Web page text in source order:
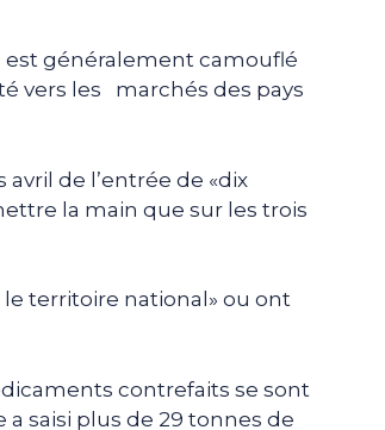
est généralement camouflé
vers les marchés des pays
de l’entrée de «dix
la main que sur les trois
territoire national» ou ont
contrefaits se sont
saisi plus de 29 tonnes de